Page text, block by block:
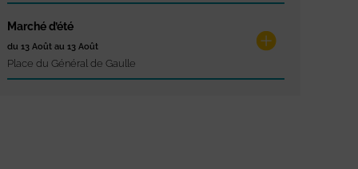
Marché d’été
du 13 Août au 13 Août
Place du Général de Gaulle